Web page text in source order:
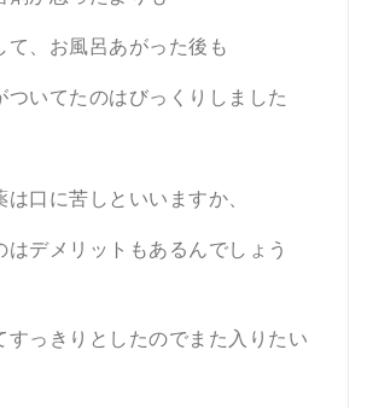
て、お風呂あがった後も
ついてたのはびっくりしました
口に苦しといいますか、
デメリットもあるんでしょう
すっきりとしたのでまた入りたい